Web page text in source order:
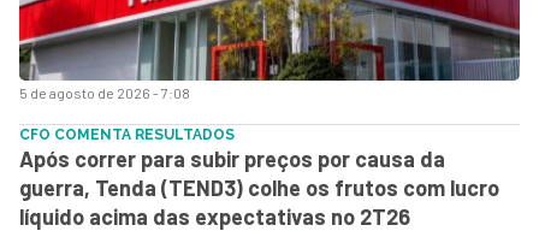
5 de agosto de 2026 - 7:08
CFO COMENTA RESULTADOS
Após correr para subir preços por causa da
guerra, Tenda (TEND3) colhe os frutos com lucro
líquido acima das expectativas no 2T26